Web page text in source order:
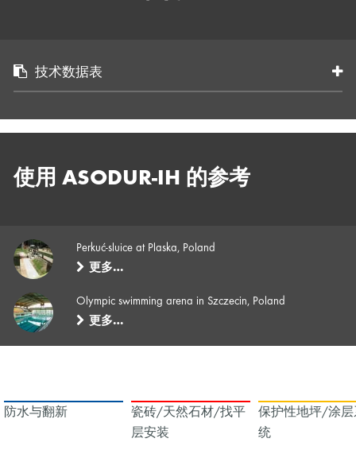
技术数据表
使用 ASODUR-IH 的参考
Perkuć-sluice at Plaska, Poland
更多…
Olympic swimming arena in Szczecin, Poland
更多…
防水与翻新
瓷砖/天然石材/找平
层安装
保护性地坪/涂层
统